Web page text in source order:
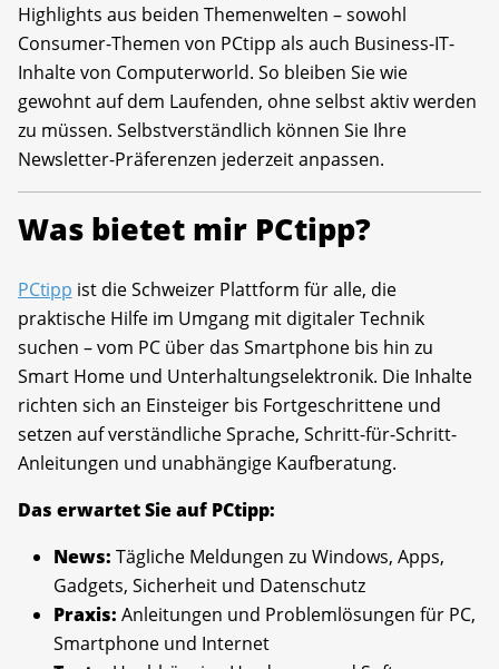
Highlights aus beiden Themenwelten – sowohl
Consumer-Themen von PCtipp als auch Business-IT-
Inhalte von Computerworld. So bleiben Sie wie
gewohnt auf dem Laufenden, ohne selbst aktiv werden
zu müssen. Selbstverständlich können Sie Ihre
Newsletter-Präferenzen jederzeit anpassen.
Was bietet mir PCtipp?
PCtipp ist die Schweizer Plattform für alle, die
praktische Hilfe im Umgang mit digitaler Technik
suchen – vom PC über das Smartphone bis hin zu
Smart Home und Unterhaltungselektronik. Die Inhalte
richten sich an Einsteiger bis Fortgeschrittene und
setzen auf verständliche Sprache, Schritt-für-Schritt-
Anleitungen und unabhängige Kaufberatung.
Das erwartet Sie auf PCtipp:
News: Tägliche Meldungen zu Windows, Apps,
Gadgets, Sicherheit und Datenschutz
Praxis: Anleitungen und Problemlösungen für PC,
Smartphone und Internet